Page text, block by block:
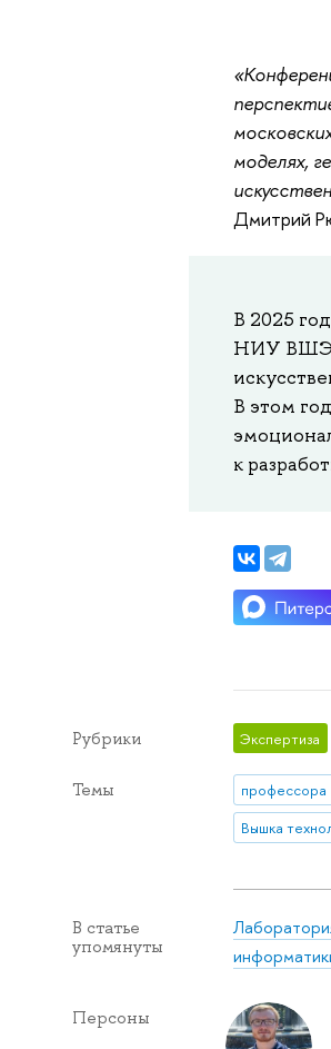
моделях,
Дмитрий
В 2025
НИУ ВШЭ
В этом
к
Рубрики Экспертиза
Темы профессора
Вышка
В статье
упомянуты
Персоны